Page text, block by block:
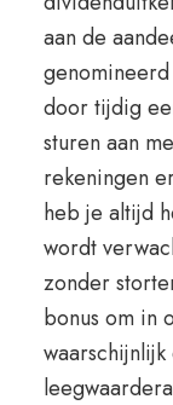
aan de
door tijdig
sturen aan
rekeningen
heb je altijd
wordt
zonder
bonus om in